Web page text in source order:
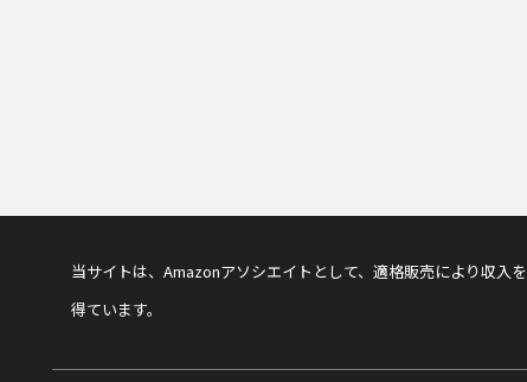
当サイトは、Amazonアソシエイトとして、適格販売により収入を
得ています。